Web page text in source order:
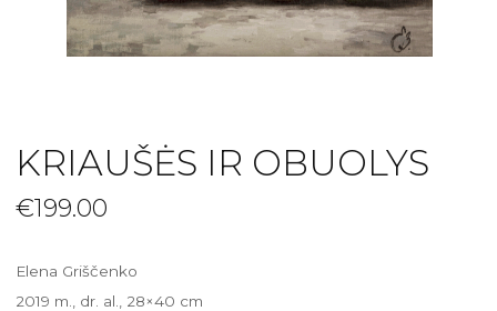
KRIAUŠĖS IR OBUOLYS
€199.00
Elena Griščenko
2019 m., dr. al., 28×40 cm